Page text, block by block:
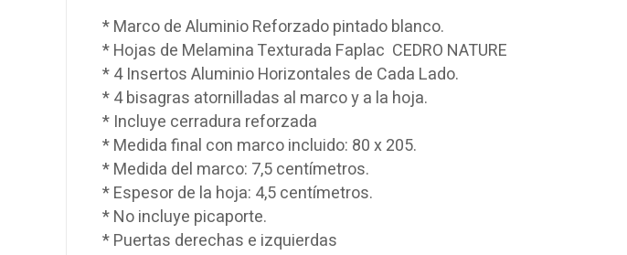
* Marco de Aluminio Reforzado pintado blanco.
* Hojas de Melamina Texturada Faplac CEDRO NATURE
* 4 Insertos Aluminio Horizontales de Cada Lado.
* 4 bisagras atornilladas al marco y a la hoja.
* Incluye cerradura reforzada
* Medida final con marco incluido: 80 x 205.
* Medida del marco: 7,5 centímetros.
* Espesor de la hoja: 4,5 centímetros.
* No incluye picaporte.
* Puertas derechas e izquierdas